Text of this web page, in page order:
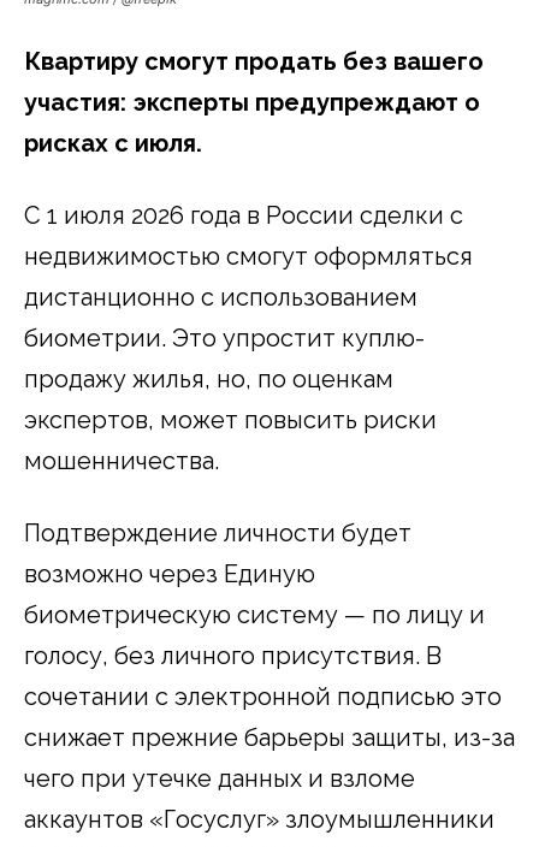
Квартиру смогут продать без вашего
участия: эксперты предупреждают о
рисках с июля.
С 1 июля 2026 года в России сделки с
недвижимостью смогут оформляться
дистанционно с использованием
биометрии. Это упростит куплю-
продажу жилья, но, по оценкам
экспертов, может повысить риски
мошенничества.
Подтверждение личности будет
возможно через Единую
биометрическую систему — по лицу и
голосу, без личного присутствия. В
сочетании с электронной подписью это
снижает прежние барьеры защиты, из-за
чего при утечке данных и взломе
аккаунтов «Госуслуг» злоумышленники